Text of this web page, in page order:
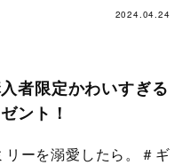
2024.04.24
者限定かわいすぎる
ント！
リーを溺愛したら。＃ギ